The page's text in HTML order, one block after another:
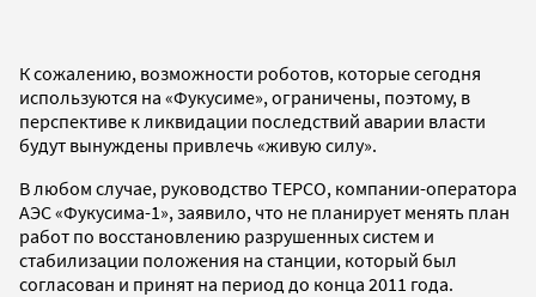
К сожалению, возможности роботов, которые сегодня
используются на «Фукусиме», ограничены, поэтому, в
перспективе к ликвидации последствий аварии власти
будут вынуждены привлечь «живую силу».
В любом случае, руководство TEPCO, компании-оператора
АЭС «Фукусима-1», заявило, что не планирует менять план
работ по восстановлению разрушенных систем и
стабилизации положения на станции, который был
согласован и принят на период до конца 2011 года.